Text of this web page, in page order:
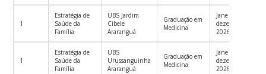
1
Estratégia de
Saúde da
Família
UBS Jardim
Cibele
Araranguá
Graduação em
Medicina
Janeiro a
dezembro
2026
1
Estratégia de
Saúde da
Família
UBS
Urussanguinha
Araranguá
Graduação em
Medicina
Janeiro a
dezembro
2026